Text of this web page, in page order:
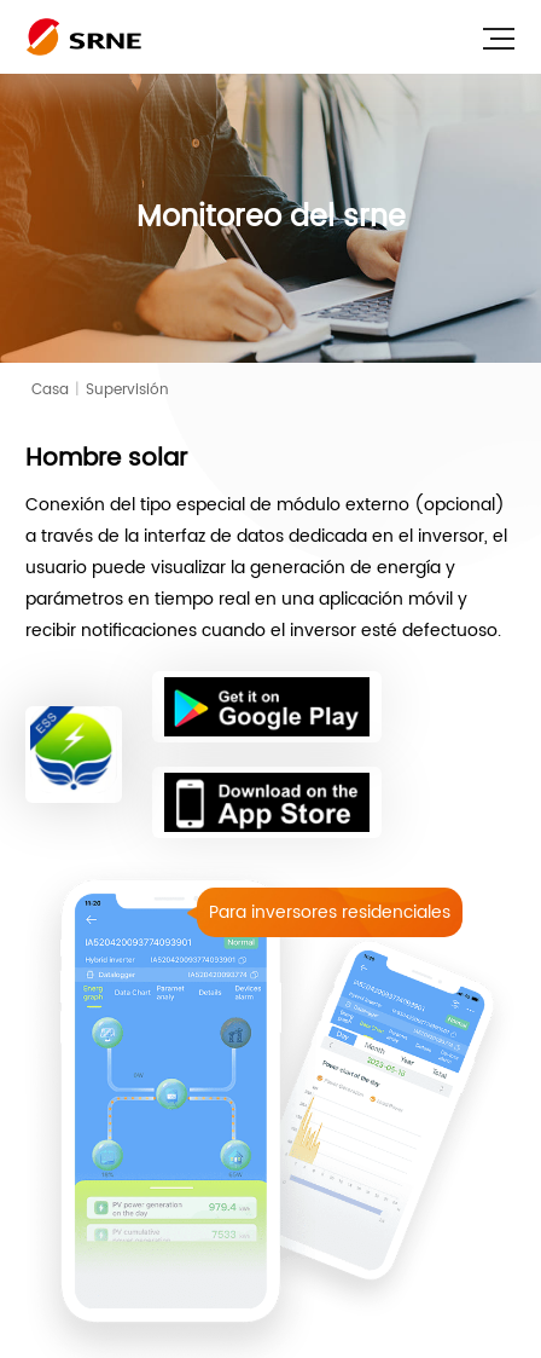
Monitoreo del srne
Casa | Supervisión
Hombre solar
Conexión del tipo especial de módulo externo (opcional)
a través de la interfaz de datos dedicada en el inversor, el
usuario puede visualizar la generación de energía y
parámetros en tiempo real en una aplicación móvil y
recibir notificaciones cuando el inversor esté defectuoso.
Para inversores residenciales